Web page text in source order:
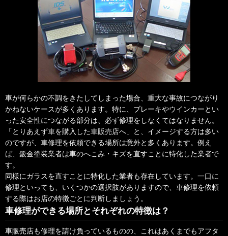
車が何らかの不調をきたしてしまった場合、重大な事故につながり
かねないケースが多くあります。特に、ブレーキやウインカーとい
った安全性につながる部分は、必ず修理をしなくてはなりません。
「とりあえず車を購入した車販売店へ」と、イメージする方は多い
のですが、車修理を依頼できる場所は意外と多くあります。例え
ば、鈑金塗装業者は車のへこみ・キズを直すことに特化した業者で
す。
同様にガラスを直すことに特化した業者も存在しています。一口に
修理といっても、いくつかの選択肢がありますので、車修理を依頼
する際はお店の特徴ごとに判断しましょう。
車修理ができる場所とそれぞれの特徴は？
車販売店も修理を請け負っているものの、これはあくまでもアフタ